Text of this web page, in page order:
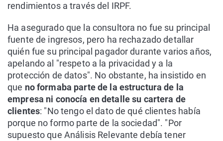
rendimientos a través del IRPF.
Ha asegurado que la consultora no fue su principal
fuente de ingresos, pero ha rechazado detallar
quién fue su principal pagador durante varios años,
apelando al "respeto a la privacidad y a la
protección de datos". No obstante, ha insistido en
que no formaba parte de la estructura de la
empresa ni conocía en detalle su cartera de
clientes: "No tengo el dato de qué clientes había
porque no formo parte de la sociedad". "Por
supuesto que Análisis Relevante debía tener